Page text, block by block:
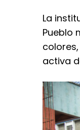
La
Pueblo
activa